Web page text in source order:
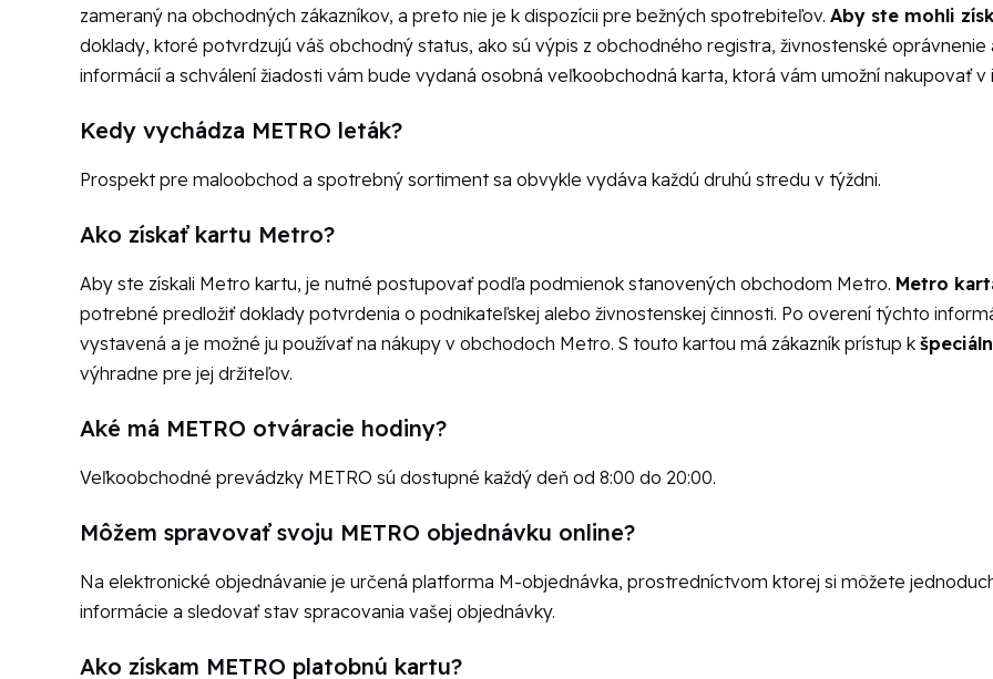
zameraný na obchodných zákazníkov, a preto nie je k dispozícii pre bežných spotrebiteľov. Aby ste mohli
doklady, ktoré potvrdzujú váš obchodný status, ako sú výpis z obchodného registra, živnostenské
informácií a schválení žiadosti vám bude vydaná osobná veľkoobchodná karta, ktorá vám umožní nakupovať v
Kedy vychádza METRO leták?
Prospekt pre maloobchod a spotrebný sortiment sa obvykle vydáva každú druhú stredu v týždni.
Ako získať kartu Metro?
Aby ste získali Metro kartu, je nutné postupovať podľa podmienok stanovených obchodom Metro. Metro
potrebné predložiť doklady potvrdenia o podnikateľskej alebo živnostenskej činnosti. Po overení týchto
vystavená a je možné ju používať na nákupy v obchodoch Metro. S touto kartou má zákazník prístup k
výhradne pre jej držiteľov.
Aké má METRO otváracie hodiny?
Veľkoobchodné prevádzky METRO sú dostupné každý deň od 8:00 do 20:00.
Môžem spravovať svoju METRO objednávku online?
Na elektronické objednávanie je určená platforma M-objednávka, prostredníctvom ktorej si môžete
informácie a sledovať stav spracovania vašej objednávky.
Ako získam METRO platobnú kartu?